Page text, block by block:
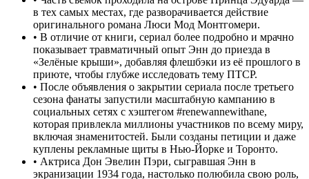
в тех самых местах, где разворачивается действие
оригинального романа Люси Мод Монтгомери.
• В отличие от книги, сериал более подробно и мрачно
показывает травматичный опыт Энн до приезда в
«Зелёные крыши», добавляя флешбэки из её прошлого в
приюте, чтобы глубже исследовать тему ПТСР.
• После объявления о закрытии сериала после третьего
сезона фанаты запустили масштабную кампанию в
социальных сетях с хэштегом #renewannewithane,
которая привлекла миллионы участников по всему миру,
включая знаменитостей. Были созданы петиции и даже
куплены рекламные щиты в Нью-Йорке и Торонто.
• Актриса Дон Эвелин Пэри, сыгравшая Энн в
экранизации 1934 года, настолько полюбила свою роль,